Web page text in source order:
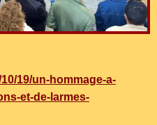
19/un-hommage-a-
et-de-larmes-